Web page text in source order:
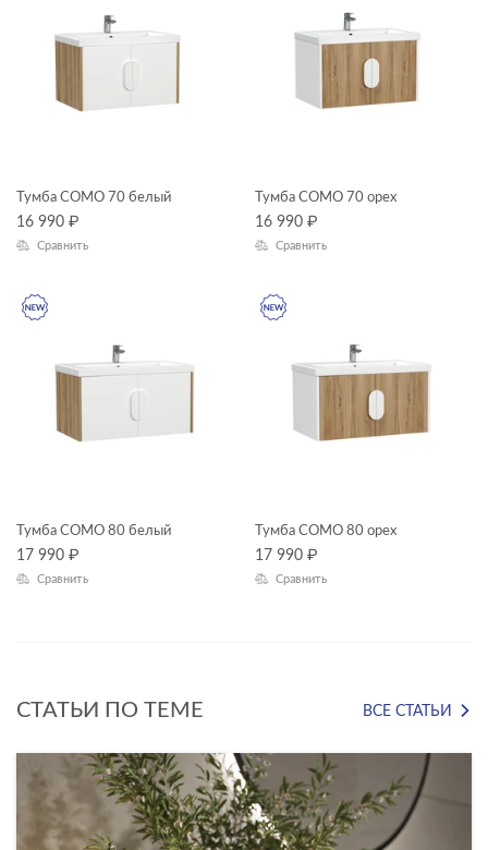
КОЛЛЕКЦИЯ
COMO
CLASSIC
ECLIPSE
MELAR
Тумба COMO 70 белый
16 990 ₽
Сравнить
Тумба COMO 70 орех
16 990 ₽
Сравнить
Тумба COMO 80 белый
17 990 ₽
Сравнить
Тумба COMO 80 орех
17 990 ₽
Сравнить
СТАТЬИ ПО ТЕМЕ ВСЕ СТАТЬИ